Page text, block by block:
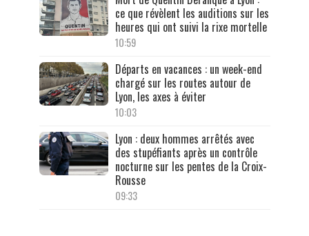
ce que révèlent les auditions sur les
heures qui ont suivi la rixe mortelle
10:59
Départs en vacances : un week-end
chargé sur les routes autour de
Lyon, les axes à éviter
10:03
Lyon : deux hommes arrêtés avec
des stupéfiants après un contrôle
nocturne sur les pentes de la Croix-
Rousse
09:33